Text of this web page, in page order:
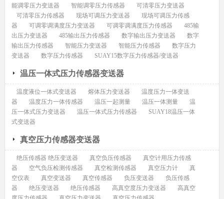
能调零压力变送器
智能调零压力传感器
可清零压力变送器
可清零压力传感器
现场可调压力变送器
现场可调压力传感
器
可调零调满度压力变送器 可调零调满度压力传感器
485输
出压力变送器
485输出压力传感器 数字输出压力变送器
数字
输出压力传感器
智能压力变送器 智能压力传感器
数字压力
变送器
数字压力传感器 SUAY15数字压力传感器/变送器
温压一体式压力传感器变送器
温度液位一体式变送器 熔体压力变送器
温度压力一体变送
器
温度压力一体传感器 温压一起测量 温压一体测量
温
压一体式压力变送器
温压一体式压力传感器
SUAY18温压一体
式变送器
真空压力传感器变送器
绝压传感器 绝压变送器 真空负压传感器
真空计用压力传感
器
空气负压检测传感器 真空检测传感器 真空压力计
真
空仪表
真空变送器 真空传感器 负压变送器
负压传感
器
绝压变送器 绝压传感器 高真空度压力变送器
高真空